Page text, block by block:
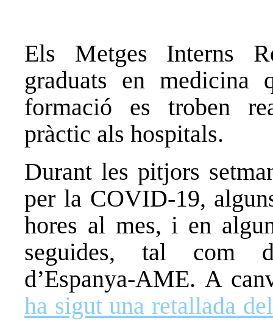
Els Metges Interns
graduats en medicina
formació es troben
pràctic als hospitals.
Durant les pitjors
per la COVID-19,
hores al mes, i en
seguides, tal com
d’Espanya-AME. A
ha sigut una retallada